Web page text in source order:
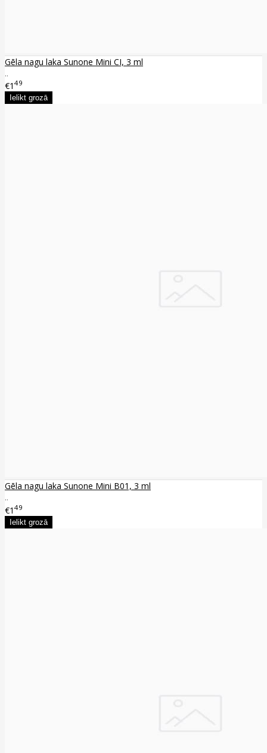
Gēla nagu laka Sunone Mini CI, 3 ml
..
€1 49
Gēla nagu laka Sunone Mini B01, 3 ml
..
€1 49